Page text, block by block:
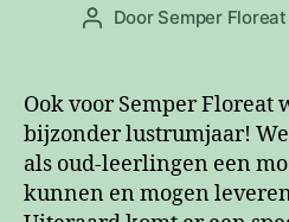
Berichtauteur
Door Semper Floreat
Ook voor Semper Floreat
bijzonder lustrumjaar!
als oud-leerlingen een
kunnen en mogen